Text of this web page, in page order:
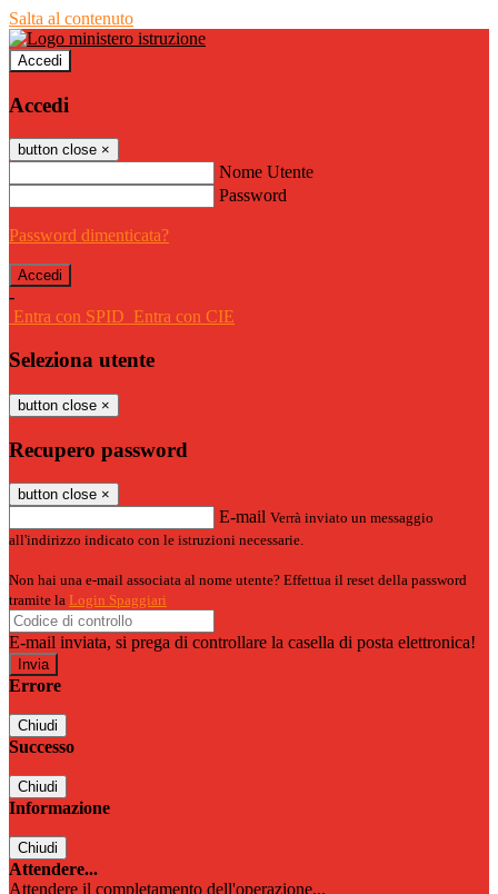
Salta al contenuto
Accedi
Accedi
button close ×
Nome Utente
Password
Password dimenticata?
-
Entra con SPID Entra con CIE
Seleziona utente
button close ×
Recupero password
button close ×
E-mail Verrà inviato un messaggio
all'indirizzo indicato con le istruzioni necessarie.
Non hai una e-mail associata al nome utente? Effettua il reset della password
tramite la Login Spaggiari
E-mail inviata, si prega di controllare la casella di posta elettronica!
Errore
Chiudi
Successo
Chiudi
Informazione
Chiudi
Attendere...
Attendere il completamento dell'operazione...